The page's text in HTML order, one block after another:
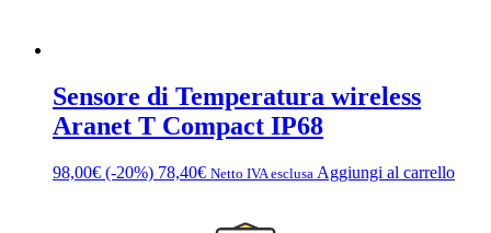
Sensore di Temperatura wireless
Aranet T Compact IP68
98,00€ (-20%) 78,40€ Netto IVA esclusa Aggiungi al carrello